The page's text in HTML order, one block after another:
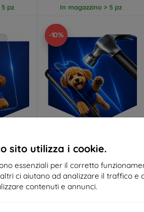
sito utilizza i cookie.
essenziali per il corretto
ci aiutano ad analizzare il traffico e
contenuti e annunci.
pz In magazzino > 5 pz
-10%
-10%
Codice
sconto
EXTRA10
3mk Hammer pellicola
protettiva
Realizzato su misura